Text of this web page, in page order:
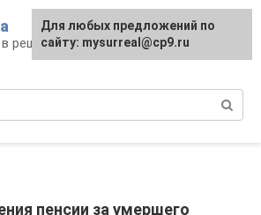
решении семейных
пенсии за умершего
Для любых предложений по
сайту: mysurreal@cp9.ru